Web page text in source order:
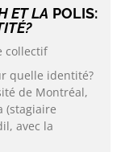
ET LA POLIS:
collectif
quelle identité?
de Montréal,
(stagiaire
avec la